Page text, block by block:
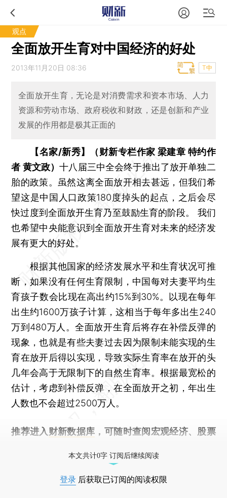
观点
全面放开生育对中国经济的好处
2013年11月20日 08:36 T中
全面放开生育，无论是对消费需求和资本市场、人力
资源和劳动市场、政府税收和财政，还是创新和产业
发展的作用都是极其正面的
【名家/新秀】（财新专栏作家 梁建章 特约作
者 黄文政）十八届三中全会终于推出了放开单独二
胎的政策。虽然这离全面放开相去甚远，但我们希
望这是中国人口政策180度掉头的起点，之后会尽
快过度到全面放开生育乃至鼓励生育的阶段。 我们
也希望中央能意识到全面放开生育对未来的经济发
展有更大的好处。
根据其他国家的经济发展水平和生育状况可推
断，如果没有任何生育限制，中国每对夫妻平均生
育孩子数会比现在高出约15%到30%。以现在每年
出生约1600万孩子计算，这相当于每年多出生240
万到480万人。全面放开生育后将存在补偿反弹的
现象，也就是有些夫妻过去因为限制未能实现的生
育在放开后得以实现，导致实际生育率在放开的头
几年会高于无限制下的自然生育率。根据最宽松的
估计，考虑到补偿反弹，在全面放开之初，年出生
人数也不会超过2500万人。
推荐进入 财新数据库 ，可随时查阅宏观经济、股票
本文共计0字 订阅后继续阅读
登录 后获取已订阅的阅读权限